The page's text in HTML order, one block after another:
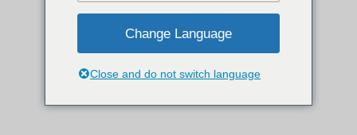
Change Language
Close and do not switch language